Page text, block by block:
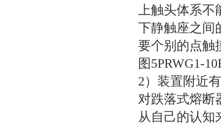
上触头体系不
下静触座之间
要个别的点触
图 5PRWG1-
2）装置附近
对跌落式熔断
从自己的认知